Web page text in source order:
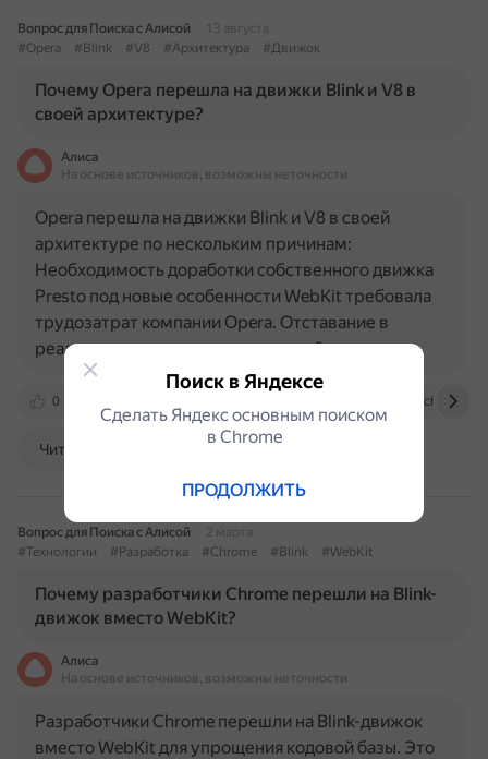
Вопрос для Поиска с Алисой
13 августа
#Opera
#Blink #V8 #Архитектура #Движок
Почему Opera перешла на движки Blink и V8 в
своей архитектуре?
Алиса
На основе источников, возможны неточности
0 web.archive.org
Opera перешла на движки Blink и V8 в своей
архитектуре по нескольким причинам:
Необходимость доработки собственного движка
Presto под новые особенности WebKit требовала
трудозатрат компании Opera. Отставание в
реализации некоторых дополнений…
Читать далее
Вопрос для Поиска с Алисой
2 марта
#Технологии
#Разработка #Chrome #Blink #WebKit
Почему разработчики Chrome перешли на Blink-
движок вместо WebKit?
Алиса
На основе источников, возможны неточности
Разработчики Chrome перешли на Blink-движок
вместо WebKit для упрощения кодовой базы. Это
Поиск в Яндексе
Сделать Яндекс основным поиском
в Сhrome
ПРОДОЛЖИТЬ